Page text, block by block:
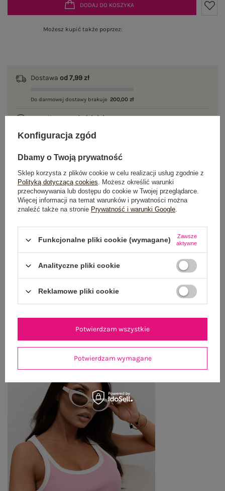
DODAJ DO KOSZYKA
Możesz kupić także poprzez:
Dostawa od 7,99 zł
Do darmowej dostawy brakuje 200,00 zł
Wysyłka wponiedziałek
100 dni na zwrot
OPIS PRODUKTU
GŁÓWNE PARAMETRY
WYSYŁKA I DOSTAWA
ZWROTY I REKLAMACJE
OSTATNIO OGLĄDANE
Konfiguracja zgód
Dbamy o Twoją prywatność
Sklep korzysta z plików cookie w celu realizacji usług zgodnie z
Polityką dotyczącą cookies. Możesz określić warunki
przechowywania lub dostępu do cookie w Twojej przeglądarce.
Więcej informacji na temat warunków i prywatności można
znaleźć także na stronie Prywatność i warunki Google.
Funkcjonalne pliki cookie (wymagane)
Zawsze
aktywne
Analityczne pliki cookie
Reklamowe pliki cookie
Potwierdzam wymagane
Potwierdzam wszystkie